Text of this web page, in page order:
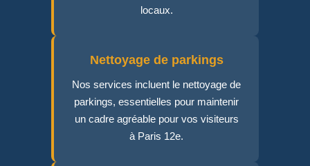
locaux.
Nettoyage de parkings
Nos services incluent le nettoyage de
parkings, essentielles pour maintenir
un cadre agréable pour vos visiteurs
à Paris 12e.